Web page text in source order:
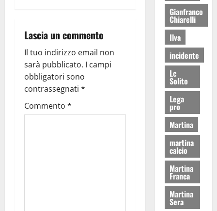
Lascia un commento
Il tuo indirizzo email non
sarà pubblicato. I campi
obbligatori sono
contrassegnati *
Commento *
Gianfranco
Chiarelli
Ilva
incidente
Lc
Solito
Lega
pro
Martina
martina
calcio
Martina
Franca
Martina
Sera